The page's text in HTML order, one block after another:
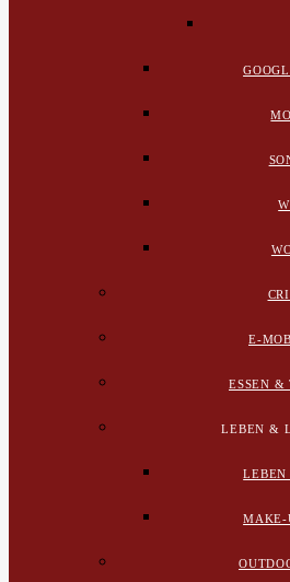
E-
ESSEN &
LEBEN &
MAKE-